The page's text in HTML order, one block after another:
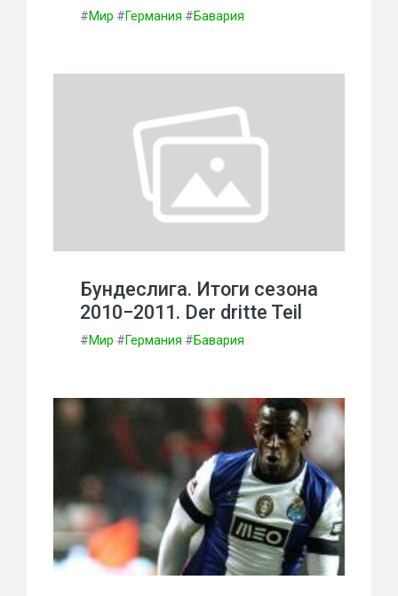
#Мир #Германия #Бавария
Бундеслига. Итоги сезона
2010−2011. Der dritte Teil
#Мир #Германия #Бавария